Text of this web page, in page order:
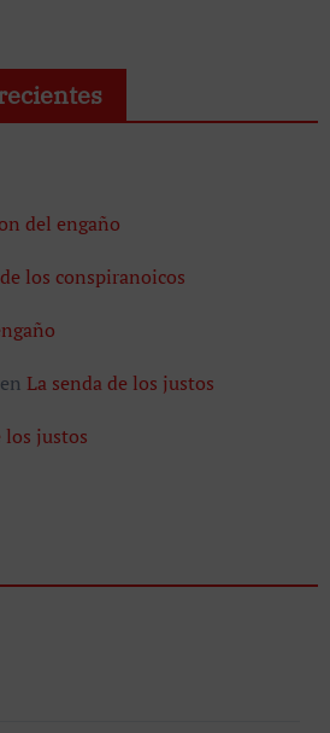
del engaño
los conspiranoicos
en La senda de los justos
los justos